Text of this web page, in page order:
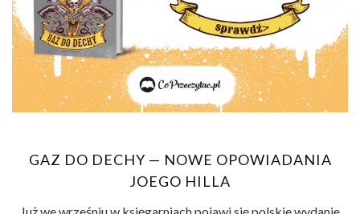
GAZ DO DECHY — NOWE OPOWIADANIA
JOEGO HILLA